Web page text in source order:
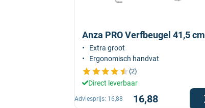
Anza PRO Verfbeugel 41,5 cm
Extra groot
Ergonomisch handvat
(2)
Direct leverbaar
16,88
Adviesprijs: 16,88